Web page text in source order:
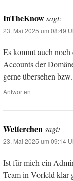
InTheKnowsagt:
23. Mai 2025 um 08:49
Es kommt auch
Accounts der
gerne übersehen
Antworten
Wetterchensagt:
23. Mai 2025 um 09:14
Ist für mich ein
Team in Vorfeld klar